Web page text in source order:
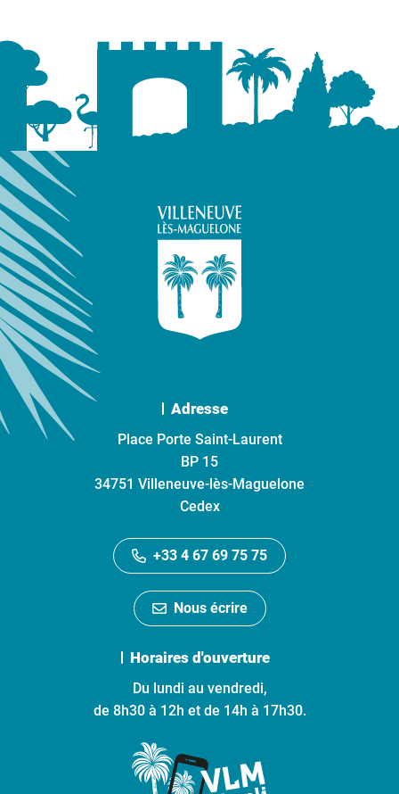
Adresse
Place Porte Saint-Laurent
BP 15
34751 Villeneuve-lès-Maguelone
Cedex
+33 4 67 69 75 75
Nous écrire
Horaires d'ouverture
Du lundi au vendredi,
de 8h30 à 12h et de 14h à 17h30.